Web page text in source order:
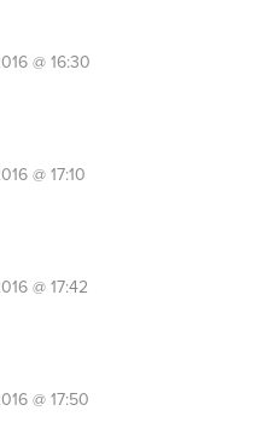
@ 16:30
@ 17:10
@ 17:42
@ 17:50